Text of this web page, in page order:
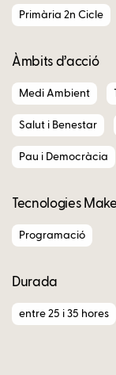
Primària 2n Cicle
Àmbits d’acció
Medi Ambient
Salut i Benestar
Pau i Democràcia
Tecnologies
Programació
Durada
entre 25 i 35 hores